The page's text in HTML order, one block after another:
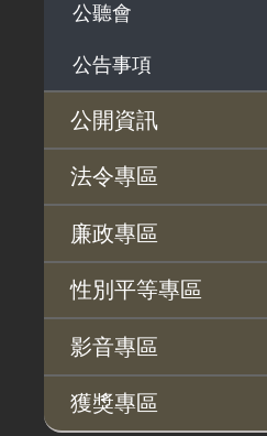
公聽會
公告事項
公開資訊
主動公開政府資訊專區
法律及法規命令
解釋性規定及裁量
政府機關資訊
行政指導有關文書
施政計畫、業務統
個人資料保護專區
Open Data專區
出版品專區
雙語詞彙專區
生態檢核專區
用地取得行政透明專區
用地公告
用地法規
徵收案件資訊
臺鐵局撥入資產債務基
法令專區
法令查詢
解釋性規定及裁量基準
法令英譯徵集意見專區
訴願文件下載
相關實務判解
相關網站資源
廉政專區
揭弊者保護專區
廉政訊息
利益衝突迴避園地
公務員廉政倫理規範
公職人員財產申報園地
廉政檢舉管道
桃地計畫廉政平臺專網
桃地計畫
廉政平臺
啟動儀式及交流座
性別平等專區
性別平等工作小組
宣傳事項
性別平等推動計畫
性別平等統計分析
性別平等影響評估
性騷擾防治
相關網站
影音專區
獲獎專區